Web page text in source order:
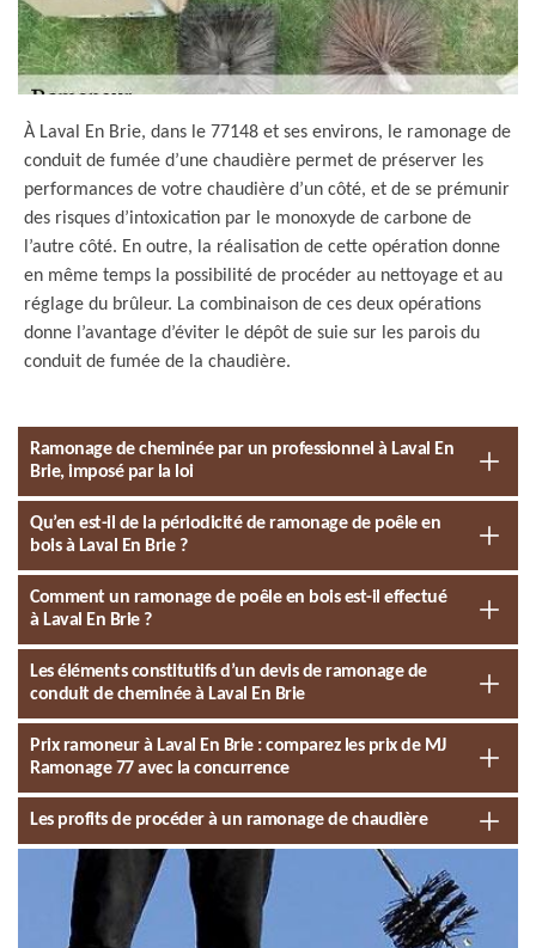
À Laval En Brie, dans le 77148 et ses environs, le ramonage de
conduit de fumée d’une chaudière permet de préserver les
performances de votre chaudière d’un côté, et de se prémunir
des risques d’intoxication par le monoxyde de carbone de
l’autre côté. En outre, la réalisation de cette opération donne
en même temps la possibilité de procéder au nettoyage et au
réglage du brûleur. La combinaison de ces deux opérations
donne l’avantage d’éviter le dépôt de suie sur les parois du
conduit de fumée de la chaudière.
Ramonage de cheminée par un professionnel à Laval En
Brie, imposé par la loi
Qu’en est-il de la périodicité de ramonage de poêle en
bois à Laval En Brie ?
Comment un ramonage de poêle en bois est-il effectué
à Laval En Brie ?
Les éléments constitutifs d’un devis de ramonage de
conduit de cheminée à Laval En Brie
Prix ramoneur à Laval En Brie : comparez les prix de MJ
Ramonage 77 avec la concurrence
Les profits de procéder à un ramonage de chaudière